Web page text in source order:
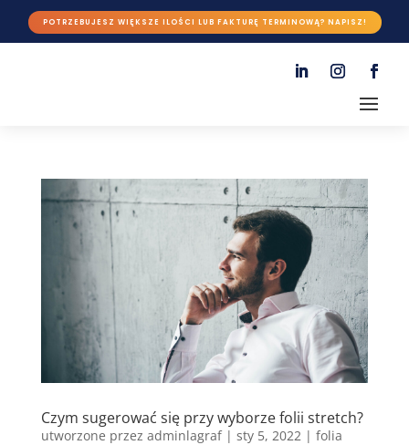
POTRZEBUJESZ WIĘKSZE ILOŚCI LUB FAKTURĘ TERMINOWĄ? NAPISZ!
Czym sugerować się przy wyborze folii stretch?
utworzone przez adminlagraf| sty 5, 2022| folia